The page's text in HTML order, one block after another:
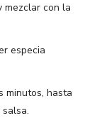
mezclar con la
especia
minutos, hasta